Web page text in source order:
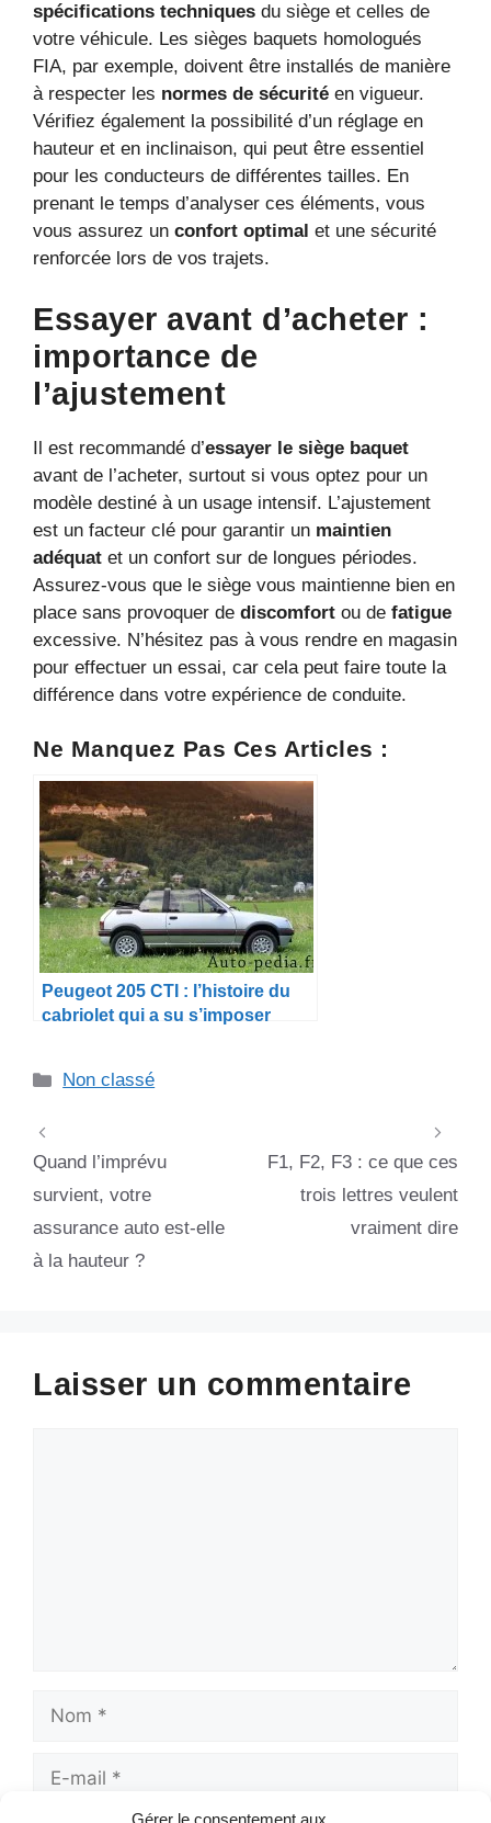
Gérer le consentement aux
spécifications techniques du siège et celles de
votre véhicule. Les sièges baquets homologués
FIA, par exemple, doivent être installés de manière
à respecter les normes de sécurité en vigueur.
Vérifiez également la possibilité d’un réglage en
hauteur et en inclinaison, qui peut être essentiel
pour les conducteurs de différentes tailles. En
prenant le temps d’analyser ces éléments, vous
vous assurez un confort optimal et une sécurité
renforcée lors de vos trajets.
Essayer avant d’acheter :
importance de
l’ajustement
Il est recommandé d’essayer le siège baquet
avant de l’acheter, surtout si vous optez pour un
modèle destiné à un usage intensif. L’ajustement
est un facteur clé pour garantir un maintien
adéquat et un confort sur de longues périodes.
Assurez-vous que le siège vous maintienne bien en
place sans provoquer de discomfort ou de fatigue
excessive. N’hésitez pas à vous rendre en magasin
pour effectuer un essai, car cela peut faire toute la
différence dans votre expérience de conduite.
Ne Manquez Pas Ces Articles :
Peugeot 205 CTI : l’histoire du
cabriolet qui a su s’imposer
Catégories
Non classé
Quand l’imprévu
survient, votre
assurance auto est-elle
à la hauteur ?
F1, F2, F3 : ce que ces
trois lettres veulent
vraiment dire
Laisser un commentaire
Nom